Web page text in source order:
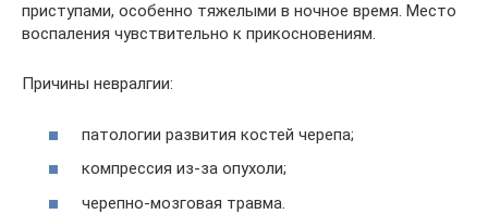
приступами, особенно тяжелыми в ночное время. Место
воспаления чувствительно к прикосновениям.
Причины невралгии:
патологии развития костей черепа;
компрессия из-за опухоли;
черепно-мозговая травма.